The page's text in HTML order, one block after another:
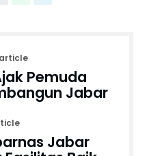
Pemuda
Jabar
Jabar